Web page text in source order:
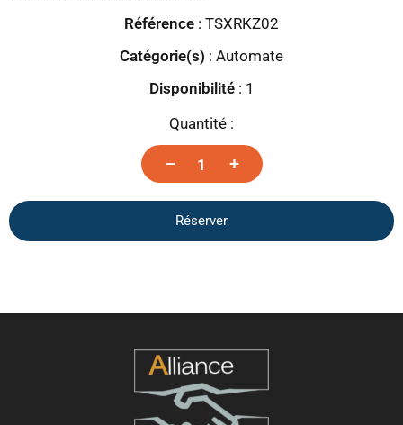
Référence : TSXRKZ02
Catégorie(s) : Automate
Disponibilité: 1
Quantité :
– +
Réserver